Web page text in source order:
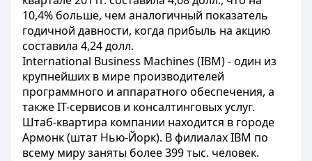
10,4% больше, чем аналогичный показатель
годичной давности, когда прибыль на акцию
составила 4,24 долл.
International Business Machines (IBM) - один из
крупнейших в мире производителей
программного и аппаратного обеспечения, а
также IT-сервисов и консалтинговых услуг.
Штаб-квартира компании находится в городе
Армонк (штат Нью-Йорк). В филиалах IBM по
всему миру заняты более 399 тыс. человек.